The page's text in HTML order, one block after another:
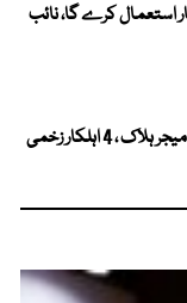
استعمال کرے گا، نائب